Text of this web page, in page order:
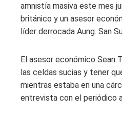
amnistía masiva este mes
británico y un asesor
líder derrocada Aung. San
El asesor económico Sean
las celdas sucias y tener
mientras estaba en una
entrevista con el periódico